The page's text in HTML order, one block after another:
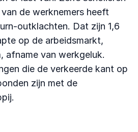
de werknemers heeft
outklachten. Dat zijn 1,6
op de arbeidsmarkt,
afname van werkgeluk.
die de verkeerde kant op
zijn met de